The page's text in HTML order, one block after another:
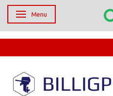
Skifte navigation
Menu